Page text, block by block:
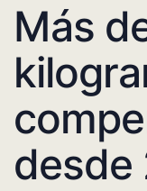
Más
desde